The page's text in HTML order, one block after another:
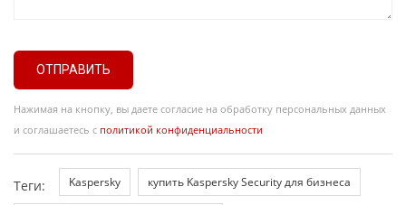
ОТПРАВИТЬ
Нажимая на кнопку, вы даете согласие на обработку персональных данных
и соглашаетесь с политикой конфиденциальности
Теги: Kaspersky купить Kaspersky Security для бизнеса